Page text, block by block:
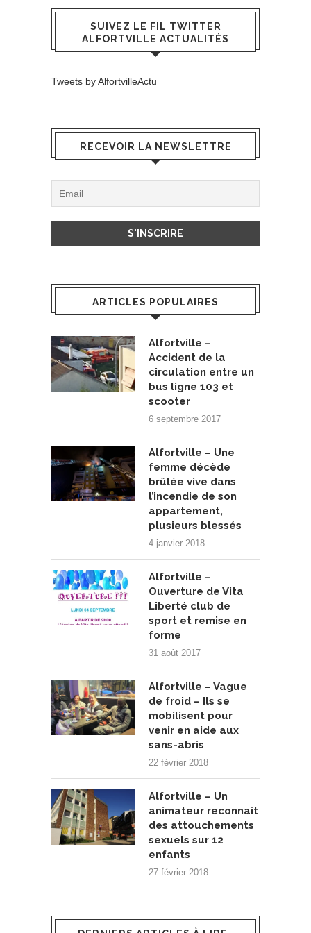
SUIVEZ LE FIL TWITTER
ALFORTVILLE ACTUALITÉS
Tweets by AlfortvilleActu
RECEVOIR LA NEWSLETTRE
ARTICLES POPULAIRES
Alfortville –
Accident de la
circulation entre un
bus ligne 103 et
scooter
6 septembre 2017
Alfortville – Une
femme décède
brûlée vive dans
l’incendie de son
appartement,
plusieurs blessés
4 janvier 2018
Alfortville –
Ouverture de Vita
Liberté club de
sport et remise en
forme
31 août 2017
Alfortville – Vague
de froid – Ils se
mobilisent pour
venir en aide aux
sans-abris
22 février 2018
Alfortville – Un
animateur reconnait
des attouchements
sexuels sur 12
enfants
27 février 2018